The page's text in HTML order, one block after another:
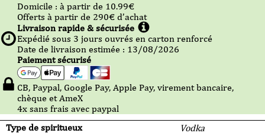
Type de spiritueux
Vodka
Domicile : à partir de 10.99€
Offerts à partir de 290€ d’achat
Livraison rapide & sécurisée
Expédié sous 3 jours ouvrés en carton renforcé
Date de livraison estimée : 13/08/2026
Paiement sécurisé
CB, Paypal, Google Pay, Apple Pay, virement bancaire,
chèque et AmeX
4x sans frais avec paypal